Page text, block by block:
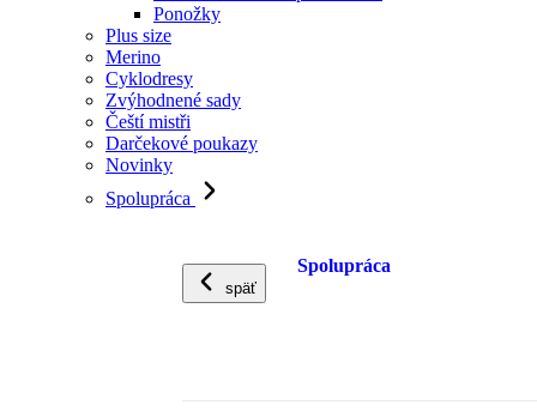
Ponožky
Plus size
Merino
Cyklodresy
Zvýhodnené sady
Čeští mistři
Darčekové poukazy
Novinky
Spolupráca
späť
Spolupráca